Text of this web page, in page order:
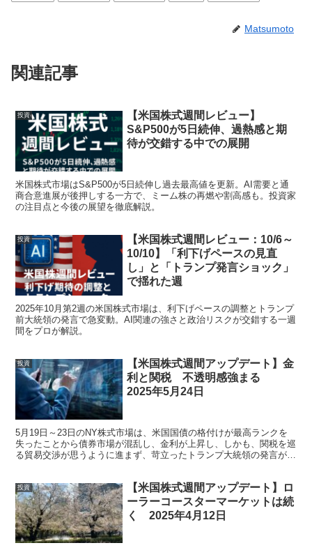
Matsumoto
関連記事
投資
【米国株式週間レビュー】
S&P500が5日続伸、過熱感と期
待が交錯する中での展開
米国株式市場はS&P500が5日続伸し過去最高値を更新。AI需要と通
商合意進展が後押しする一方で、ミーム株の再燃や割高感も。投資家
の注目点と今後の展望を徹底解説。
投資
【米国株式週間レビュー：10/6～
10/10】「利下げペースの見直
し」と「トランプ発言ショック」
で揺れた週
2025年10月第2週の米国株式市場は、利下げペースの調整とトランプ
前大統領の発言で急変動。AI関連の強さと政治リスクが交錯する一週
間をプロが解説。
投資
【米国株式週間アップデート】金
利と関税 不透明感強まる
2025年5月24日
5月19日～23日のNY株式市場は、米国国債の格付けが最高ランクを
失ったことから債券市場が混乱し、金利が上昇し、しかも、関税を巡
る貿易交渉が思うように進まず、苛立ったトランプ大統領の発言が市
投資
【米国株式週間アップデート】ロ
ーラーコースターマーケットは続
く 2025年4月12日